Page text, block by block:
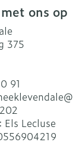
ons op
375
91
Els Lecluse